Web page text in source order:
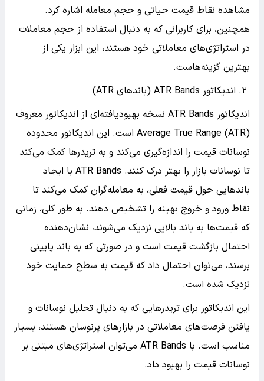
مشاهده نقاط قیمت حیاتی و حجم معامله اشاره کرد.
همچنین، برای کاربرانی که به دنبال استفاده از حجم معاملات
در استراتژی‌های معاملاتی خود هستند، این ابزار یکی از
بهترین گزینه‌هاست.
اندیکاتور ATR Bands نسخه بهبودیافته‌ای از اندیکاتور معروف
Average True Range (ATR) است. این اندیکاتور محدوده
نوسانات قیمت را اندازه‌گیری می‌کند و به تریدرها کمک می‌کند
تا نوسانات بازار را بهتر درک کنند. ATR Bands با ایجاد
باندهایی حول قیمت فعلی، به معامله‌گران کمک می‌کند تا
نقاط ورود و خروج بهینه را تشخیص دهند. به طور کلی، زمانی
که قیمت‌ها به باند بالایی نزدیک می‌شوند، نشان‌دهنده
احتمال بازگشت قیمت است و در صورتی که به باند پایینی
برسند، می‌توان احتمال داد که قیمت به سطح حمایت خود
نزدیک شده است.
این اندیکاتور برای تریدرهایی که به دنبال تحلیل نوسانات و
یافتن فرصت‌های معاملاتی در بازارهای پرنوسان هستند، بسیار
مناسب است. با ATR Bands می‌توان استراتژی‌های مبتنی بر
نوسانات قیمت را بهبود داد.